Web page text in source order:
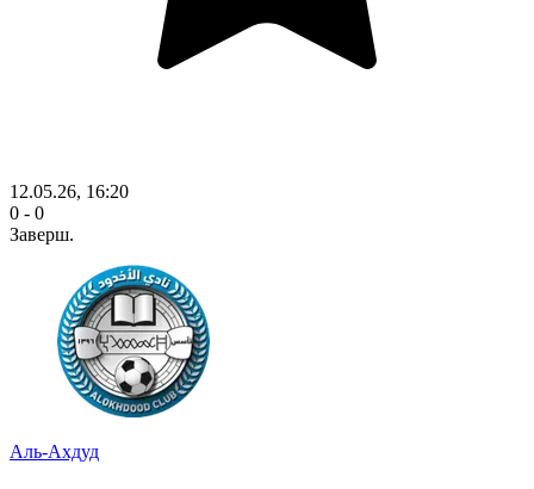
12.05.26, 16:20
0 - 0
Заверш.
Аль-Ахдуд